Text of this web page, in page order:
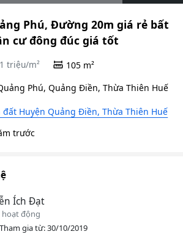
Phú, Đường 20m giá rẻ bất
cư đông đúc giá tốt
triệu/m² 105 m²
Phú, Quảng Điền, Thừa Thiên Huế
đất Huyện Quảng Điền, Thừa Thiên Huế
trước
Ích Đạt
động
Tham gia từ: 30/10/2019